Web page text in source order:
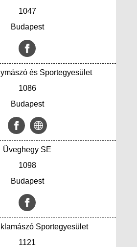
1047
Budapest
és Sportegyesület
1086
Budapest
Üveghegy SE
1098
Budapest
Sportegyesület
1121